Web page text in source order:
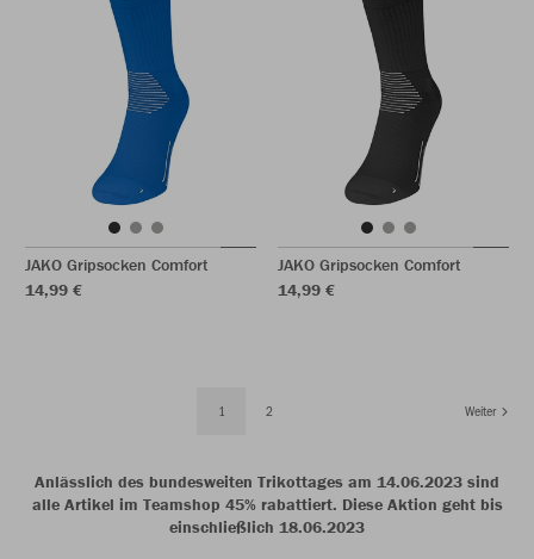
JAKO Gripsocken Comfort
14,99 €
JAKO Gripsocken Comfort
14,99 €
1 2 Weiter
Anlässlich des bundesweiten Trikottages am 14.06.2023 sind
alle Artikel im Teamshop 45% rabattiert. Diese Aktion geht bis
einschließlich 18.06.2023